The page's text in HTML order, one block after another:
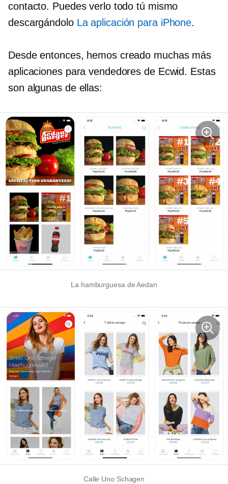
contacto. Puedes verlo todo tú mismo
descargándolo La aplicación para iPhone.
Desde entonces, hemos creado muchas más
aplicaciones para vendedores de Ecwid. Estas
son algunas de ellas:
La hamburguesa de Aedan
Calle Uno Schagen